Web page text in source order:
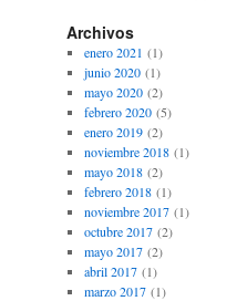
Archivos
enero 2021 (1)
junio 2020(1)
mayo 2020(2)
febrero 2020(5)
enero 2019(2)
noviembre 2018(1)
mayo 2018(2)
febrero 2018(1)
noviembre 2017(1)
octubre 2017(2)
mayo 2017(2)
abril 2017(1)
marzo 2017(1)